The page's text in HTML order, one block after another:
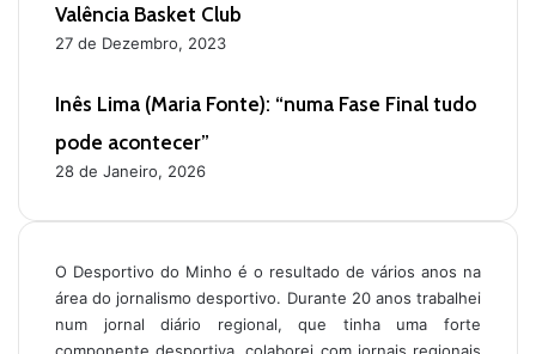
Valência Basket Club
27 de Dezembro, 2023
Inês Lima (Maria Fonte): “numa Fase Final tudo
pode acontecer”
28 de Janeiro, 2026
O Desportivo do Minho é o resultado de vários anos na
área do jornalismo desportivo. Durante 20 anos trabalhei
num jornal diário regional, que tinha uma forte
componente desportiva, colaborei com jornais regionais